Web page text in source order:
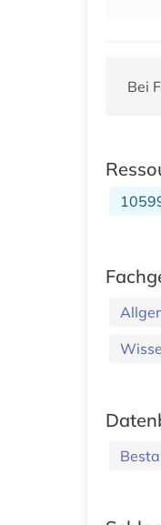
Bei